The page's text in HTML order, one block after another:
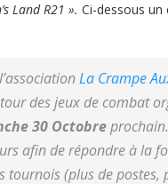
Land R21 ». Ci-dessous un
La Crampe
des jeux de combat
30 Octobreprochain.
afin de répondre à la
(plus de postes,